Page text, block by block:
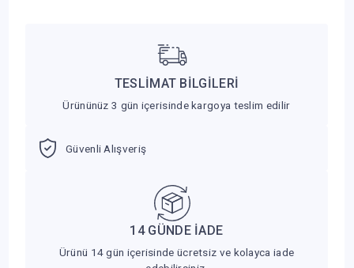
TESLİMAT BİLGİLERİ
Ürününüz 3 gün içerisinde kargoya teslim edilir
Güvenli Alışveriş
14 GÜNDE İADE
Ürünü 14 gün içerisinde ücretsiz ve kolayca iade